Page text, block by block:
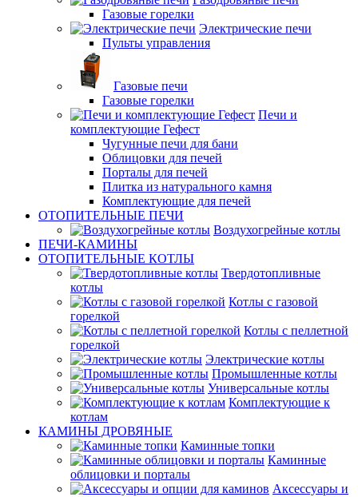
Газовые горелки
Электрические печи
Пульты управления
Газовые печи
Газовые горелки
Печи и
комплектующие Гефест
Чугунные печи для бани
Облицовки для печей
Порталы для печей
Плитка из натурального камня
Комплектующие для печей
ОТОПИТЕЛЬНЫЕ ПЕЧИ
Воздухогрейные котлы
ПЕЧИ-КАМИНЫ
ОТОПИТЕЛЬНЫЕ КОТЛЫ
Твердотопливные
котлы
Котлы с газовой
горелкой
Котлы с пеллетной
горелкой
Электрические котлы
Промышленные котлы
Универсальные котлы
Комплектующие к
котлам
КАМИНЫ ДРОВЯНЫЕ
Каминные топки
Каминные
облицовки и порталы
Аксессуары и